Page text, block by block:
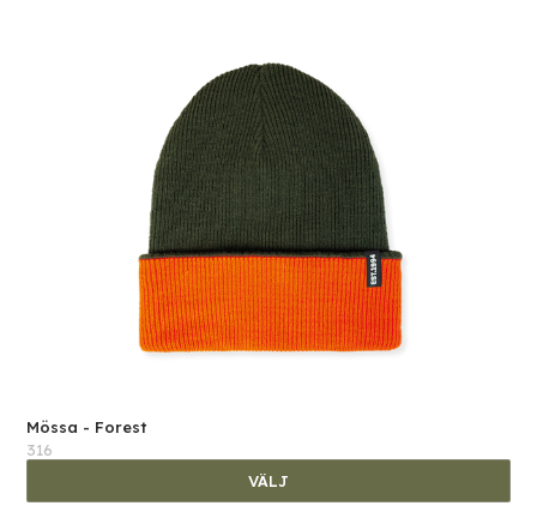
Mössa - Forest
316
VÄLJ